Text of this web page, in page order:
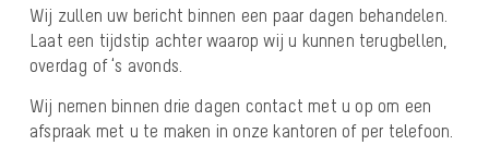
Wij zullen uw bericht binnen een paar dagen behandelen.
Laat een tijdstip achter waarop wij u kunnen terugbellen,
overdag of ‘s avonds.
Wij nemen binnen drie dagen contact met u op om een
afspraak met u te maken in onze kantoren of per telefoon.